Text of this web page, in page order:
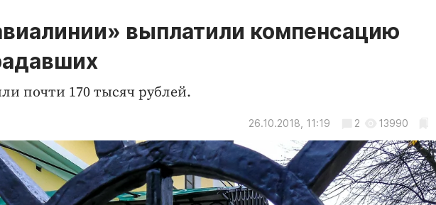
выплатили компенсацию
почти 170 тысяч рублей.
26.10.2018, 11:19 2 13990